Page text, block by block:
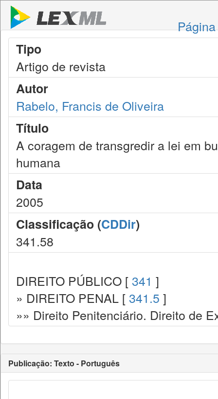
Tipo
Artigo de revista
Autor
Rabelo, Francis de Oliveira
Título
A coragem de transgredir a lei em
humana
Data
2005
Classificação (CDDir)
341.58
DIREITO PÚBLICO [ 341 ]
» DIREITO PENAL [ 341.5 ]
»» Direito Penitenciário. Direito de
Publicação: Texto - Português